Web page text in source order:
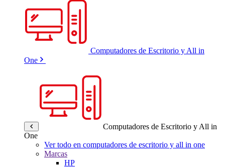
Computadores de Escritorio y All in
One
Computadores de Escritorio y All in
One
Ver todo en computadores de escritorio y all in one
Marcas
HP